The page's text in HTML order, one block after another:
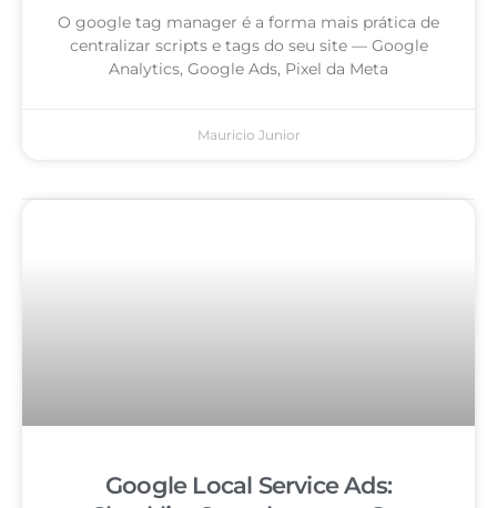
O google tag manager é a forma mais prática de
centralizar scripts e tags do seu site — Google
Analytics, Google Ads, Pixel da Meta
Mauricio Junior
Google Local Service Ads: